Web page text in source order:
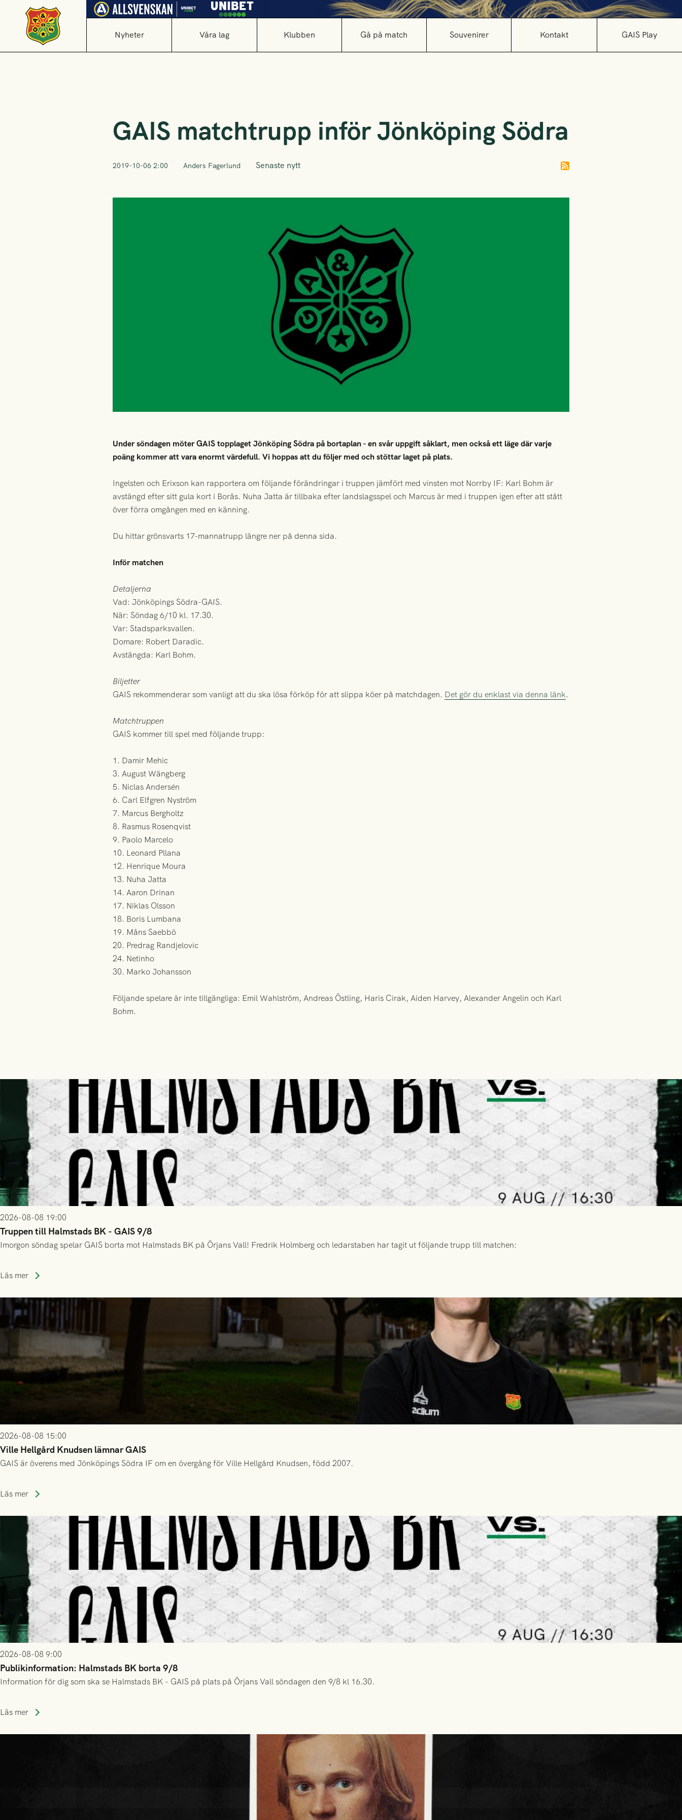
Nyheter Våra lag Klubben Gå på match Souvenirer Kontakt GAIS Play
GAIS matchtrupp inför Jönköping Södra
2019-10-06 2:00 Anders Fagerlund Senaste nytt
Under söndagen möter GAIS topplaget Jönköping Södra på bortaplan - en svår uppgift såklart, men också ett läge där varje
poäng kommer att vara enormt värdefull. Vi hoppas att du följer med och stöttar laget på plats.
Ingelsten och Erixson kan rapportera om följande förändringar i truppen jämfört med vinsten mot Norrby IF: Karl Bohm är
avstängd efter sitt gula kort i Borås. Nuha Jatta är tillbaka efter landslagsspel och Marcus är med i truppen igen efter att stått
över förra omgången med en känning.
Du hittar grönsvarts 17-mannatrupp längre ner på denna sida.
Inför matchen
Detaljerna
Vad: Jönköpings Södra-GAIS.
När: Söndag 6/10 kl. 17.30.
Var: Stadsparksvallen.
Domare: Robert Daradic.
Avstängda: Karl Bohm.
Biljetter
GAIS rekommenderar som vanligt att du ska lösa förköp för att slippa köer på matchdagen. Det gör du enklast via denna länk.
Matchtruppen
GAIS kommer till spel med följande trupp:
1. Damir Mehic
3. August Wängberg
5. Niclas Andersén
6. Carl Elfgren Nyström
7. Marcus Bergholtz
8. Rasmus Rosenqvist
9. Paolo Marcelo
10. Leonard Pllana
12. Henrique Moura
13. Nuha Jatta
14. Aaron Drinan
17. Niklas Olsson
18. Boris Lumbana
19. Måns Saebbö
20. Predrag Randjelovic
24. Netinho
30. Marko Johansson
Följande spelare är inte tillgängliga: Emil Wahlström, Andreas Östling, Haris Cirak, Aiden Harvey, Alexander Angelin och Karl
Bohm.
2026-08-08 19:00
Truppen till Halmstads BK - GAIS 9/8
Imorgon söndag spelar GAIS borta mot Halmstads BK på Örjans Vall! Fredrik Holmberg och ledarstaben har tagit ut följande trupp till matchen:
Läs mer
2026-08-08 15:00
Ville Hellgård Knudsen lämnar GAIS
GAIS är överens med Jönköpings Södra IF om en övergång för Ville Hellgård Knudsen, född 2007.
Läs mer
2026-08-08 9:00
Publikinformation: Halmstads BK borta 9/8
Information för dig som ska se Halmstads BK - GAIS på plats på Örjans Vall söndagen den 9/8 kl 16.30.
Läs mer